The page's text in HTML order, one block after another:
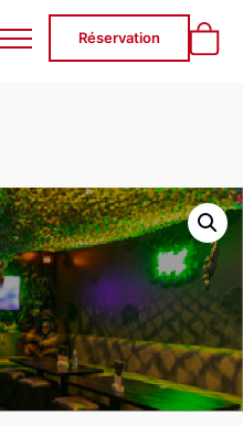
RED CORNER
Réservation